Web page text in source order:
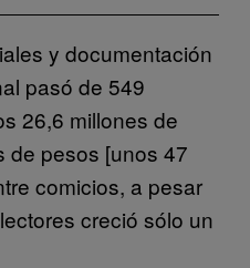
y documentación
pasó de 549
26,6 millones de
de pesos [unos 47
comicios, a pesar
creció sólo un